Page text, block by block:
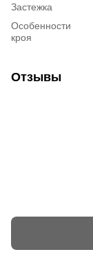
Застежка
Особенности
кроя
Отзывы